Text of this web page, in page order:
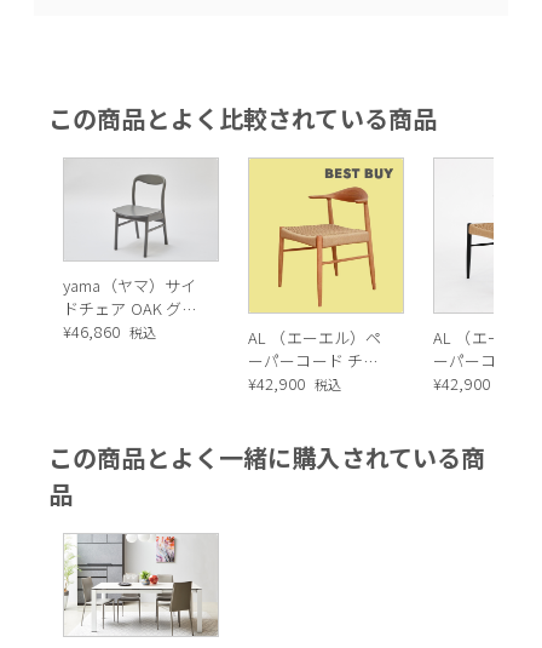
洗練された印象を与えます。
どんなテーブルにも合わせやすいシンプルなデザインです
ので、 モダンテイストはもちろん、様々な家具とのコーデ
ィネートをお楽しみいただけるダイニングチェアです。
2.実用性抜群、注目再生レザー素材
BOHEMEチェアの素材は再生レザーを使用しています。
リサイクルレザーとも呼ばれ、皮革製品を製造する際に出
る切れ端をシート状に再加工、コーティングを施した革に
るため近年再注目の素材です。
また、ダイニングは家族全員が集まるメインスペースです
インテリアにはこだわりたいけど、実用性も重視したい！
という方や、お掃除面でも特殊なケアなどが必要いため、
お子様やペットがいるご家庭の方にも取り入れやすくおす
すめです。
この商品とよく比較されている商品
yama（ヤマ）サイ
ドチェア OAK グレ
ー（板座）
¥46,860 税込
AL （エーエル）ペ
ーパーコード チェ
ア（レッドオー
¥42,900 税込
AL （エーエル
ーパーコード
ア（ブラック
¥42,900
この商品とよく一緒に購入されている商
品